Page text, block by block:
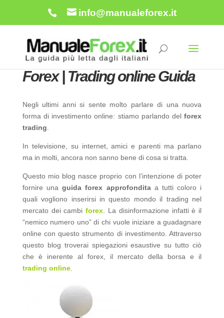
info@manualeforex.it
Forex | Trading online Guida
Negli ultimi anni si sente molto parlare di una nuova
forma di investimento online: stiamo parlando delforex
trading
In televisione, su internet, amici e parenti ma parlano
ma in molti, ancora non sanno bene di cosa si tratta.
Questo mio blog nasce proprio con l’intenzione di poter
fornire unaguida forex approfonditaa tutti coloro i
quali vogliono inserirsi in questo mondo il trading nel
mercato dei cambiforex . La disinformazione infatti è il
“nemico numero uno” di chi vuole iniziare a guadagnare
online con questo strumento di investimento. Attraverso
questo blog troverai spiegazioni esaustive su tutto ciò
che è inerente al forex, il mercato della borsa e il
trading online.